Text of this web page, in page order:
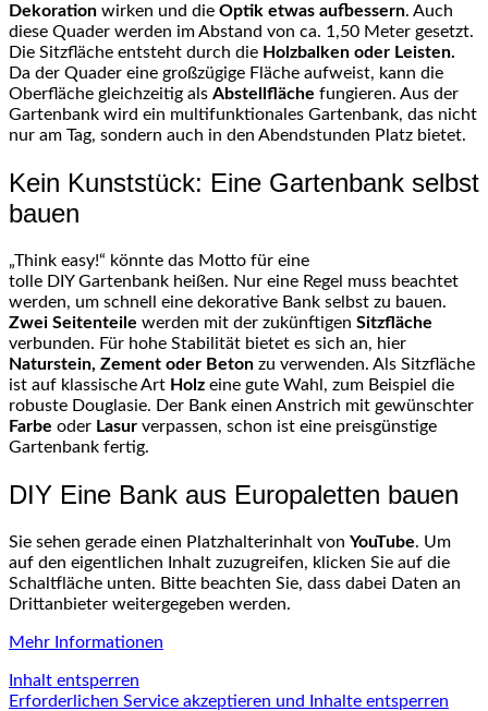
Dekoration wirken und die Optik etwas aufbessern. Auch
diese Quader werden im Abstand von ca. 1,50 Meter gesetzt.
Die Sitzfläche entsteht durch die Holzbalken oder Leisten.
Da der Quader eine großzügige Fläche aufweist, kann die
Oberfläche gleichzeitig als Abstellfläche fungieren. Aus der
Gartenbank wird ein multifunktionales Gartenbank, das nicht
nur am Tag, sondern auch in den Abendstunden Platz bietet.
Kein Kunststück: Eine Gartenbank selbst
bauen
„Think easy!“ könnte das Motto für eine
tolle DIYGartenbank heißen. Nur eine Regel muss beachtet
werden, um schnell eine dekorative Bank selbst zu bauen.
Zwei Seitenteile werden mit der zukünftigen Sitzfläche
verbunden. Für hohe Stabilität bietet es sich an, hier
Naturstein, Zement oder Beton zu verwenden. Als Sitzfläche
ist auf klassische Art Holz eine gute Wahl, zum Beispiel die
robuste Douglasie. Der Bank einen Anstrich mit gewünschter
Farbe oder Lasur verpassen, schon ist eine preisgünstige
Gartenbank fertig.
DIY Eine Bank aus Europaletten bauen
Sie sehen gerade einen Platzhalterinhalt von YouTube. Um
auf den eigentlichen Inhalt zuzugreifen, klicken Sie auf die
Schaltfläche unten. Bitte beachten Sie, dass dabei Daten an
Drittanbieter weitergegeben werden.
Mehr Informationen
Inhalt entsperren
Erforderlichen Service akzeptieren und Inhalte entsperren